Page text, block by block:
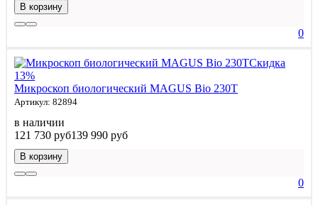
В корзину
0
Скидка
13%
Микроскоп биологический MAGUS Bio 230T
Артикул: 82894
в наличии
121 730 руб139 990 руб
В корзину
0